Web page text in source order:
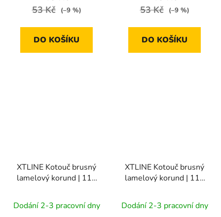
53 Kč (–9 %)
DO KOŠÍKU
53 Kč (–9 %)
DO KOŠÍKU
XTLINE Kotouč brusný
lamelový korund | 115
Dodání 2-3 pracovní dny
XTLINE Kotouč brusný
lamelový korund | 115
Dodání 2-3 pracovní dny